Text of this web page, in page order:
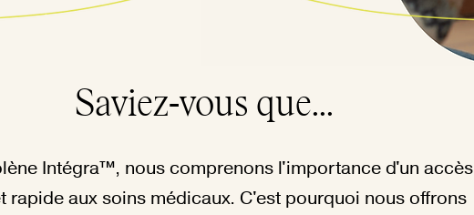
Saviez-vous que...
Intégra™, nous comprenons l'importance d'un accès
rapide aux soins médicaux. C'est pourquoi nous offrons